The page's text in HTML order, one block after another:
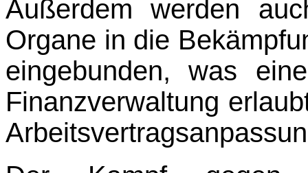
Außerdem werden
Organe in die
eingebunden, was
Finanzverwaltung